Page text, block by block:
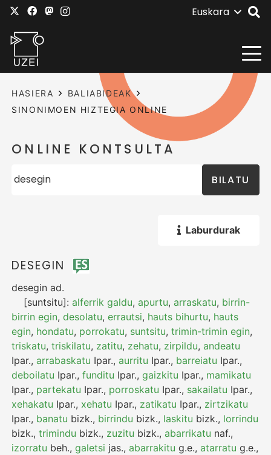
Euskara
HASIERA
BALIABIDEAK
SINONIMOEN HIZTEGIA ONLINE
ONLINE KONTSULTA
BILATU
Laburdurak
DESEGIN
desegin ad.
[suntsitu]:alferrik galdu,apurtu,arraskatu, birrin-
birrin egin,desolatu,errautsi, hauts bihurtu, hauts
egin, hondatu, porrokatu, suntsitu,trimin-trimin egin,
triskatu,triskilatu, zatitu, zehatu, zirpildu,andeatu
Ipar.,arrabaskatu Ipar.,aurritu Ipar., barreiatu Ipar.,
deboilatu Ipar.,funditu Ipar.,gaizkitu Ipar., mamikatu
Ipar., partekatu Ipar., porroskatu Ipar., sakailatu Ipar.,
xehakatu Ipar., xehatu Ipar., zatikatu Ipar., zirtzikatu
Ipar., banatu bizk., birrindu bizk., laskitu bizk., lorrindu
bizk.,trimindu bizk., zuzitu bizk.,abarrikatu naf.,
izorratu beh.,galetsi jas.,abarrakitu g.e.,atarratu g.e.,